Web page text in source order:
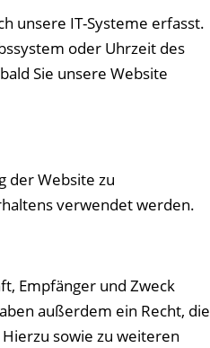
unsere IT-Systeme erfasst.
oder Uhrzeit des
Sie unsere Website
der Website zu
verwendet werden.
Empfänger und Zweck
außerdem ein Recht, die
sowie zu weiteren